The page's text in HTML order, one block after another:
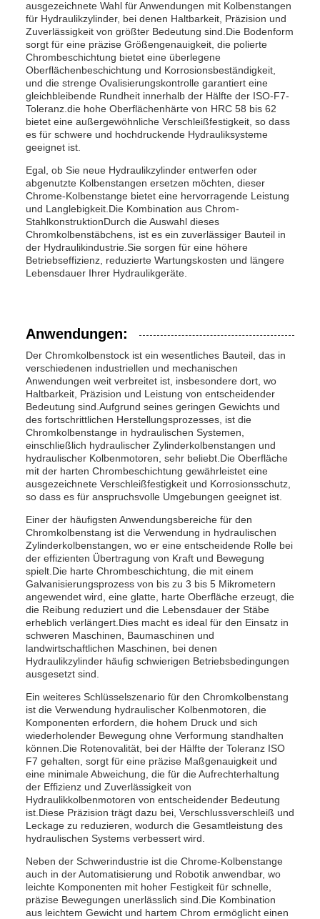
ausgezeichnete Wahl für Anwendungen mit Kolbenstangen
für Hydraulikzylinder, bei denen Haltbarkeit, Präzision und
Zuverlässigkeit von größter Bedeutung sind.Die Bodenform
sorgt für eine präzise Größengenauigkeit, die polierte
Chrombeschichtung bietet eine überlegene
Oberflächenbeschichtung und Korrosionsbeständigkeit,
und die strenge Ovalisierungskontrolle garantiert eine
gleichbleibende Rundheit innerhalb der Hälfte der ISO-F7-
Toleranz.die hohe Oberflächenhärte von HRC 58 bis 62
bietet eine außergewöhnliche Verschleißfestigkeit, so dass
es für schwere und hochdruckende Hydrauliksysteme
geeignet ist.
Egal, ob Sie neue Hydraulikzylinder entwerfen oder
abgenutzte Kolbenstangen ersetzen möchten, dieser
Chrome-Kolbenstange bietet eine hervorragende Leistung
und Langlebigkeit.Die Kombination aus Chrom-
StahlkonstruktionDurch die Auswahl dieses
Chromkolbenstäbchens, ist es ein zuverlässiger Bauteil in
der Hydraulikindustrie.Sie sorgen für eine höhere
Betriebseffizienz, reduzierte Wartungskosten und längere
Lebensdauer Ihrer Hydraulikgeräte.
Anwendungen:
Der Chromkolbenstock ist ein wesentliches Bauteil, das in
verschiedenen industriellen und mechanischen
Anwendungen weit verbreitet ist, insbesondere dort, wo
Haltbarkeit, Präzision und Leistung von entscheidender
Bedeutung sind.Aufgrund seines geringen Gewichts und
des fortschrittlichen Herstellungsprozesses, ist die
Chromkolbenstange in hydraulischen Systemen,
einschließlich hydraulischer Zylinderkolbenstangen und
hydraulischer Kolbenmotoren, sehr beliebt.Die Oberfläche
mit der harten Chrombeschichtung gewährleistet eine
ausgezeichnete Verschleißfestigkeit und Korrosionsschutz,
so dass es für anspruchsvolle Umgebungen geeignet ist.
Einer der häufigsten Anwendungsbereiche für den
Chromkolbenstang ist die Verwendung in hydraulischen
Zylinderkolbenstangen, wo er eine entscheidende Rolle bei
der effizienten Übertragung von Kraft und Bewegung
spielt.Die harte Chrombeschichtung, die mit einem
Galvanisierungsprozess von bis zu 3 bis 5 Mikrometern
angewendet wird, eine glatte, harte Oberfläche erzeugt, die
die Reibung reduziert und die Lebensdauer der Stäbe
erheblich verlängert.Dies macht es ideal für den Einsatz in
schweren Maschinen, Baumaschinen und
landwirtschaftlichen Maschinen, bei denen
Hydraulikzylinder häufig schwierigen Betriebsbedingungen
ausgesetzt sind.
Ein weiteres Schlüsselszenario für den Chromkolbenstang
ist die Verwendung hydraulischer Kolbenmotoren, die
Komponenten erfordern, die hohem Druck und sich
wiederholender Bewegung ohne Verformung standhalten
können.Die Rotenovalität, bei der Hälfte der Toleranz ISO
F7 gehalten, sorgt für eine präzise Maßgenauigkeit und
eine minimale Abweichung, die für die Aufrechterhaltung
der Effizienz und Zuverlässigkeit von
Hydraulikkolbenmotoren von entscheidender Bedeutung
ist.Diese Präzision trägt dazu bei, Verschlussverschleiß und
Leckage zu reduzieren, wodurch die Gesamtleistung des
hydraulischen Systems verbessert wird.
Neben der Schwerindustrie ist die Chrome-Kolbenstange
auch in der Automatisierung und Robotik anwendbar, wo
leichte Komponenten mit hoher Festigkeit für schnelle,
präzise Bewegungen unerlässlich sind.Die Kombination
aus leichtem Gewicht und hartem Chrom ermöglicht einen